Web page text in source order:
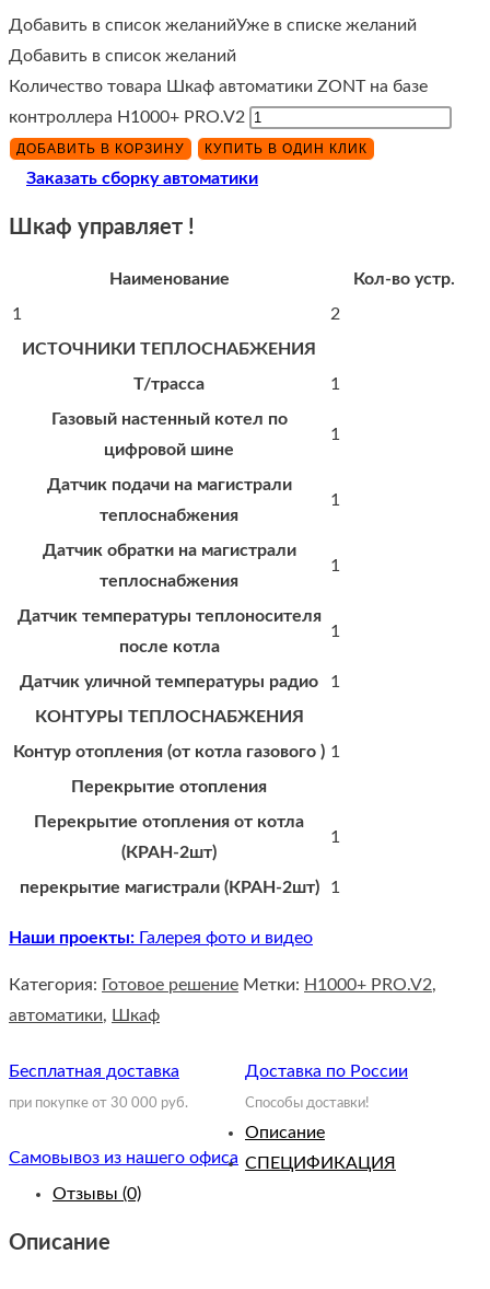
Добавить в список желанийУже в списке желаний
Добавить в список желаний
Количество товара Шкаф автоматики ZONT на базе
контроллера H1000+ PRO.V2
ДОБАВИТЬ В КОРЗИНУ КУПИТЬ В ОДИН КЛИК
Заказать сборку автоматики
Шкаф управляет !
Наименование
Кол-во устр.
1
2
ИСТОЧНИКИ ТЕПЛОСНАБЖЕНИЯ
Т/трасса
1
Газовый настенный котел по
цифровой шине
1
Датчик подачи на магистрали
теплоснабжения
1
Датчик обратки на магистрали
теплоснабжения
1
Датчик температуры теплоносителя
после котла
1
Датчик уличной температуры радио
1
КОНТУРЫ ТЕПЛОСНАБЖЕНИЯ
Контур отопления (от котла газового ) 1
Перекрытие отопления
Перекрытие отопления от котла
(КРАН-2шт)
1
перекрытие магистрали (КРАН-2шт) 1
Наши проекты: Галерея фото и видео
Категория: Готовое решение Метки: H1000+ PRO.V2,
автоматики, Шкаф
Бесплатная доставка
при покупке от 30 000 руб.
Доставка по России
Способы доставки!
Самовывоз из нашего офиса
Описание
СПЕЦИФИКАЦИЯ
Отзывы (0)
Описание